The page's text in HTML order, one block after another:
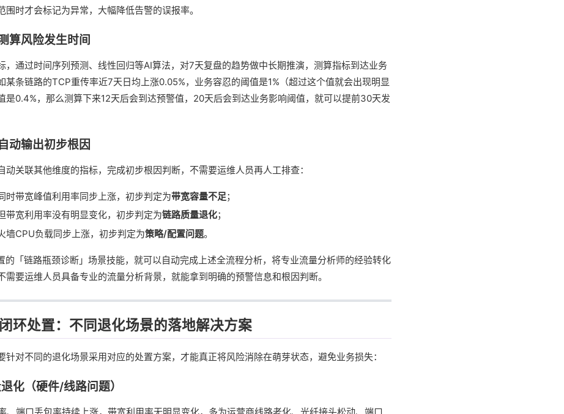
围时才会标记为异常，大幅降低告警的误报率。
算风险发生时间
，通过时间序列预测、线性回归等AI算法，对7天复盘的趋势做中长期推演，测算指标到达业务
某条链路的TCP重传率近7天日均上涨0.05%，业务容忍的阈值是1%（超过这个值就会出现明显
是0.4%，那么测算下来12天后会到达预警值，20天后会到达业务影响阈值，就可以提前30天发
动输出初步根因
动关联其他维度的指标，完成初步根因判断，不需要运维人员再人工排查：
时带宽峰值利用率同步上涨，初步判定为带宽容量不足；
带宽利用率没有明显变化，初步判定为链路质量退化；
墙CPU负载同步上涨，初步判定为策略/配置问题。
的「链路瓶颈诊断」场景技能，就可以自动完成上述全流程分析，将专业流量分析师的经验转化
需要运维人员具备专业的流量分析背景，就能拿到明确的预警信息和根因判断。
环处置：不同退化场景的落地解决方案
针对不同的退化场景采用对应的处置方案，才能真正将风险消除在萌芽状态，避免业务损失：
化（硬件/线路问题）
、端口丢包率持续上涨，带宽利用率无明显变化，多为运营商线路老化、光纤接头松动、端口